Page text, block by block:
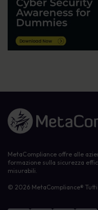
Link alla homepage
MetaCompliance offre alle
formazione sulla sicurezza
misurabili.
© 2026 MetaCompliance®